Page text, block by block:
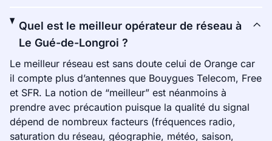
Quel est le meilleur opérateur de réseau à
Le Gué-de-Longroi ?
Le meilleur réseau est sans doute celui de Orange car
il compte plus d’antennes que Bouygues Telecom, Free
et SFR. La notion de “meilleur” est néanmoins à
prendre avec précaution puisque la qualité du signal
dépend de nombreux facteurs (fréquences radio,
saturation du réseau, géographie, météo, saison,